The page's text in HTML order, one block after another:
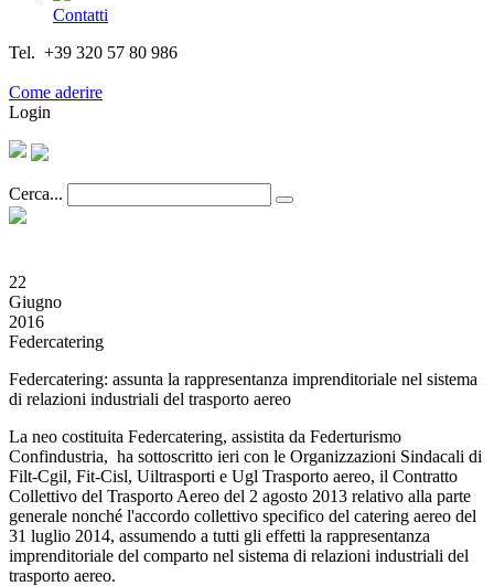
Contatti
Tel. +39 320 57 80 986
Come aderire
Login
Cerca...
22
Giugno
2016
Federcatering
Federcatering: assunta la rappresentanza imprenditoriale nel sistema
di relazioni industriali del trasporto aereo
La neo costituita Federcatering, assistita da Federturismo
Confindustria, ha sottoscritto ieri con le Organizzazioni Sindacali di
Filt-Cgil, Fit-Cisl, Uiltrasporti e Ugl Trasporto aereo, il Contratto
Collettivo del Trasporto Aereo del 2 agosto 2013 relativo alla parte
generale nonché l'accordo collettivo specifico del catering aereo del
31 luglio 2014, assumendo a tutti gli effetti la rappresentanza
imprenditoriale del comparto nel sistema di relazioni industriali del
trasporto aereo.